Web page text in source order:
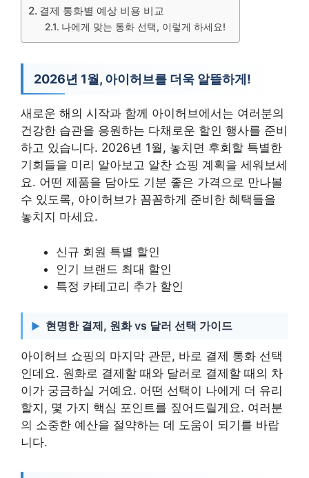
결제 통화별 예상 비용 비교
나에게 맞는 통화 선택, 이렇게 하세요!
2026년 1월, 아이허브를 더욱 알뜰하게!
새로운 해의 시작과 함께 아이허브에서는 여러분의
건강한 습관을 응원하는 다채로운 할인 행사를 준비
하고 있습니다. 2026년 1월, 놓치면 후회할 특별한
기회들을 미리 알아보고 알찬 쇼핑 계획을 세워보세
요. 어떤 제품을 담아도 기분 좋은 가격으로 만나볼
수 있도록, 아이허브가 꼼꼼하게 준비한 혜택들을
놓치지 마세요.
신규 회원 특별 할인
인기 브랜드 최대 할인
특정 카테고리 추가 할인
현명한 결제, 원화 vs 달러 선택 가이드
아이허브 쇼핑의 마지막 관문, 바로 결제 통화 선택
인데요. 원화로 결제할 때와 달러로 결제할 때의 차
이가 궁금하실 거예요. 어떤 선택이 나에게 더 유리
할지, 몇 가지 핵심 포인트를 짚어드릴게요. 여러분
의 소중한 예산을 절약하는 데 도움이 되기를 바랍
니다.